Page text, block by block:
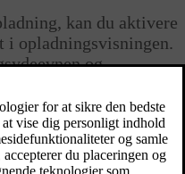
kan du aktivere
i opladningsvisningen.
og
DC-opladning, vil
maksimal
kortere ladetid.